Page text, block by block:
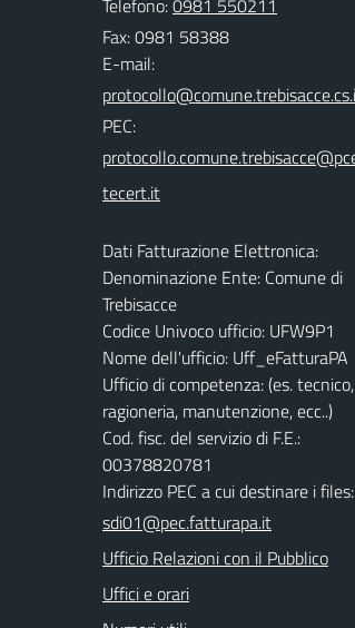
Fax: 0981 58388
E-mail:
PEC:
Dati Fatturazione Elettronica:
Denominazione Ente: Comune di
Trebisacce
Codice Univoco ufficio: UFW9P1
Nome dell'ufficio: Uff_eFatturaPA
Ufficio di competenza: (es. tecnico,
ragioneria, manutenzione, ecc..)
Cod. fisc. del servizio di F.E.:
00378820781
Indirizzo PEC a cui destinare i files:
sdi01@pec.fatturapa.it
Ufficio Relazioni con il Pubblico
Uffici e orari